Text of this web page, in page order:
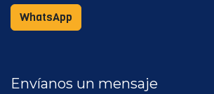
WhatsApp
Envíanos un mensaje